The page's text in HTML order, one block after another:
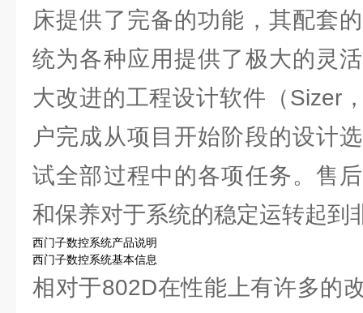
床提供了完备的功能，其配套
统为各种应用提供了极大的灵
大改进的工程设计软件（Sizer
户完成从项目开始阶段的设计
试全部过程中的各项任务。售
和保养对于系统的稳定运转起到
西门子数控系统产品说明
西门子数控系统基本信息
相对于802D在性能上有许多的